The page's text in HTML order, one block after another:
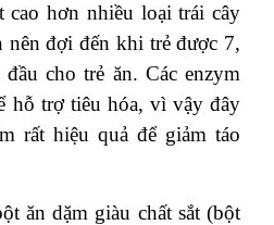
hơn nhiều loại trái cây
nên đợi đến khi trẻ được 7,
cho trẻ ăn. Các enzym
hỗ trợ tiêu hóa, vì vậy đây
rất hiệu quả để giảm táo
ăn dặm giàu chất sắt (bột